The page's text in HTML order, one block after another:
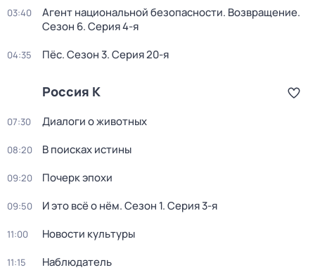
03:40 Агент национальной безопасности. Возвращение.
Сезон 6. Серия 4-я
04:35 Пёс. Сезон 3. Серия 20-я
Россия К
07:30 Диалоги о животных
08:20 В поисках истины
09:20 Почерк эпохи
09:50 И это всё о нём. Сезон 1. Серия 3-я
11:00 Новости культуры
11:15 Наблюдатель